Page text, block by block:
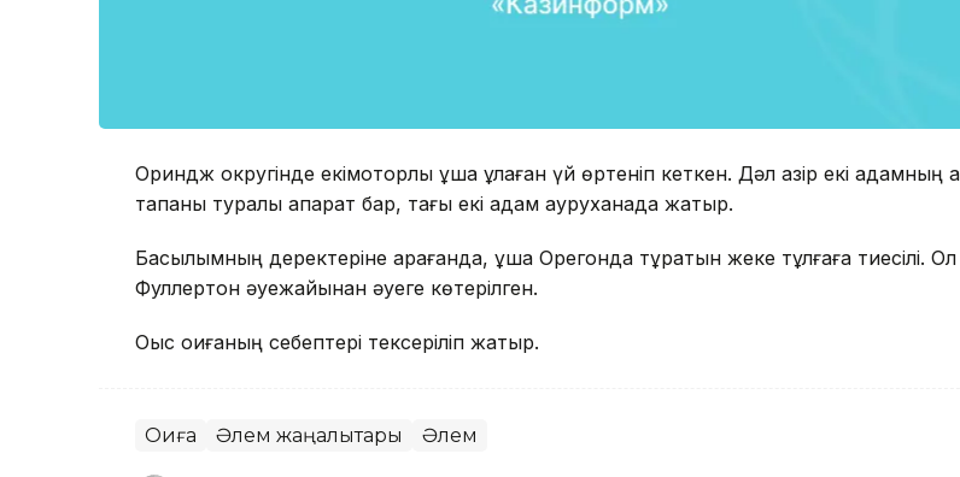
Ориндж округінде екімоторлы ұшақ құлаған үй өртеніп кеткен. Дәл қазір екі адамның
тапқаны туралы ақпарат бар, тағы екі адам ауруханада жатыр.
Басылымның деректеріне қарағанда, ұшақ Орегонда тұратын жеке тұлғаға тиесілі. Ол
Фуллертон әуежайынан әуеге көтерілген.
Оқыс оқиғаның себептері тексеріліп жатыр.
Оқиға Әлем жаңалықтары Әлем